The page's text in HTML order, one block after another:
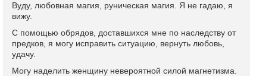
Вуду, любовная магия, руническая магия. Я не гадаю, я
вижу.
С помощью обрядов, доставшихся мне по наследству от
предков, я могу исправить ситуацию, вернуть любовь,
удачу.
Могу наделить женщину невероятной силой магнетизма.